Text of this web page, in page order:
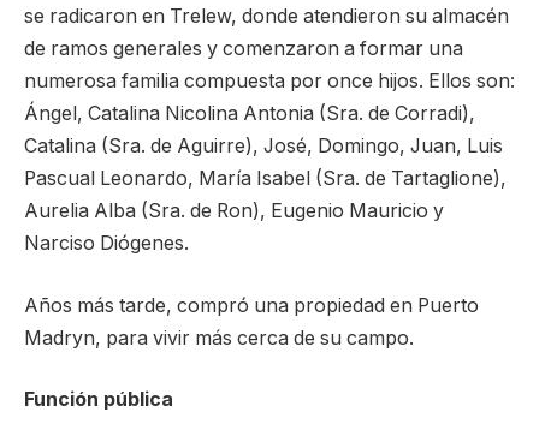
se radicaron en Trelew, donde atendieron su almacén
de ramos generales y comenzaron a formar una
numerosa familia compuesta por once hijos. Ellos son:
Ángel, Catalina Nicolina Antonia (Sra. de Corradi),
Catalina (Sra. de Aguirre), José, Domingo, Juan, Luis
Pascual Leonardo, María Isabel (Sra. de Tartaglione),
Aurelia Alba (Sra. de Ron), Eugenio Mauricio y
Narciso Diógenes.
Años más tarde, compró una propiedad en Puerto
Madryn, para vivir más cerca de su campo.
Función pública